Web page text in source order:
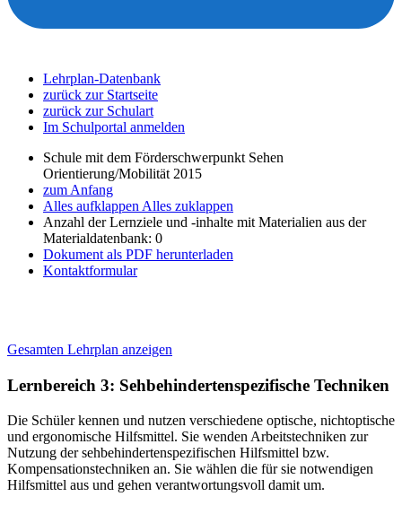
Lehrplan-Datenbank
zurück zur Startseite
zurück zur Schulart
Im Schulportal anmelden
Schule mit dem Förderschwerpunkt Sehen
Orientierung/Mobilität 2015
zum Anfang
Alles aufklappen Alles zuklappen
Anzahl der Lernziele und -inhalte mit Materialien aus der
Materialdatenbank: 0
Dokument als PDF herunterladen
Kontaktformular
Gesamten Lehrplan anzeigen
Lernbereich 3: Sehbehindertenspezifische Techniken
Die Schüler kennen und nutzen verschiedene optische, nichtoptische
und ergonomische Hilfsmittel. Sie wenden Arbeitstechniken zur
Nutzung der sehbehindertenspezifischen Hilfsmittel bzw.
Kompensationstechniken an. Sie wählen die für sie notwendigen
Hilfsmittel aus und gehen verantwortungsvoll damit um.